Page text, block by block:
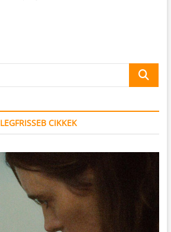
keresés
LEGFRISSEB CIKKEK